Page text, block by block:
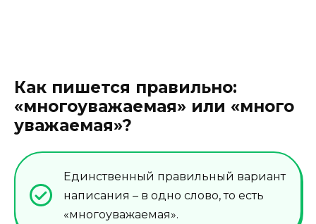
Как пишется правильно:
«многоуважаемая» или «много
уважаемая»?
Единственный правильный вариант
написания – в одно слово, то есть
«многоуважаемая».